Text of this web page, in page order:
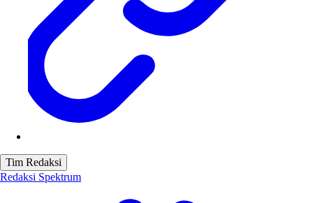
Tim Redaksi
Redaksi Spektrum